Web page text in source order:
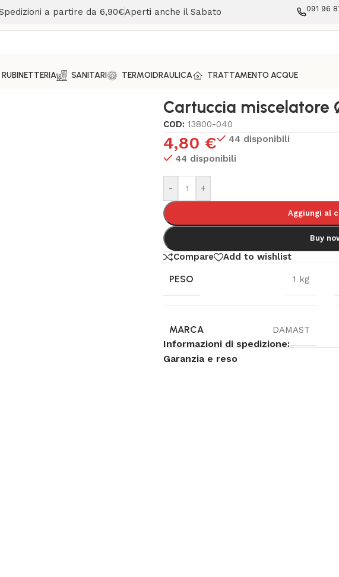
a partire da 6,90€Aperti anche il Sabato 091 96
RUBINETTERIA SANITARI TERMOIDRAULICA TRATTAMENTO ACQUE
40 mm
Cartuccia miscelatore
COD:13800-040
4,80 €
44 disponibili
44 disponibili
- +
Aggiungi al
Buy
Compare Add to wishlist
PESO 1 kg
MARCA DAMAST
Informazioni di spedizione:
Garanzia e reso